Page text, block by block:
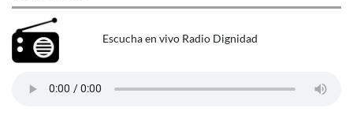
Escucha en vivo Radio Dignidad